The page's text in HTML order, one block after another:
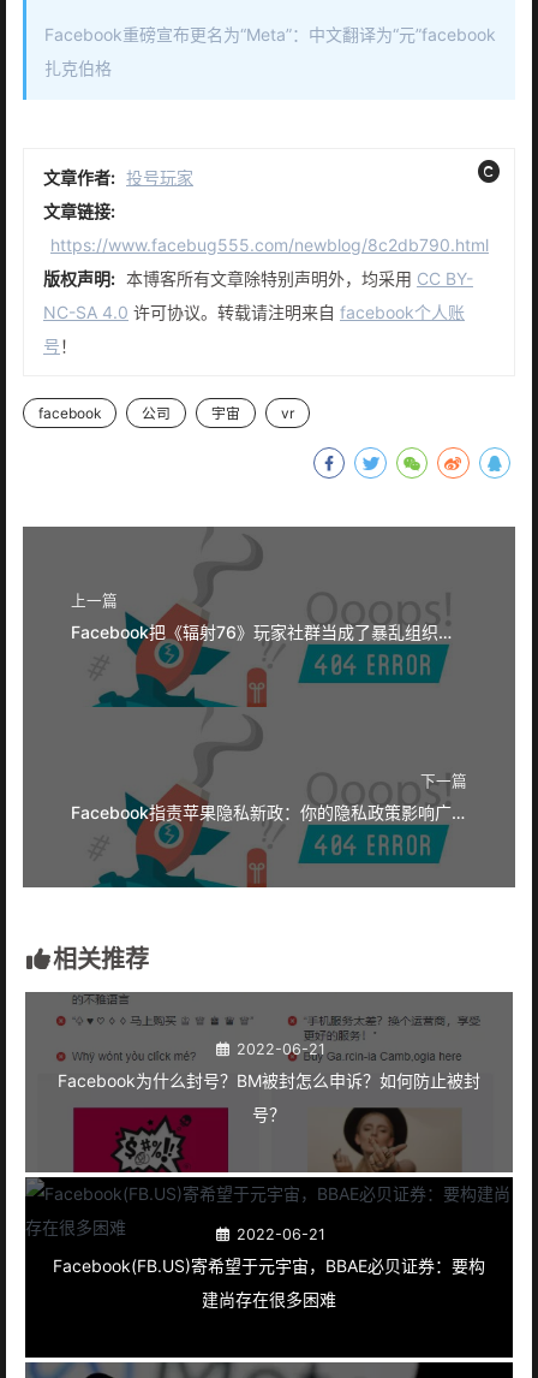
Facebook重磅宣布更名为“Meta”：中文翻译为“元”facebook
扎克伯格
文章作者: 投号玩家
文章链接:
https://www.facebug555.com/newblog/8c2db790.html
版权声明: 本博客所有文章除特别声明外，均采用 CC BY-
NC-SA 4.0 许可协议。转载请注明来自 facebook个人账
号！
facebook 公司 宇宙 vr
上一篇
Facebook把《辐射76》玩家社群当成了暴乱组织账号辐射76暴乱民兵
下一篇
Facebook指责苹果隐私新政：你的隐私政策影响广告评估
相关推荐
2022-06-21
Facebook为什么封号？BM被封怎么申诉？如何防止被封
号？
2022-06-21
Facebook(FB.US)寄希望于元宇宙，BBAE必贝证券：要构
建尚存在很多困难